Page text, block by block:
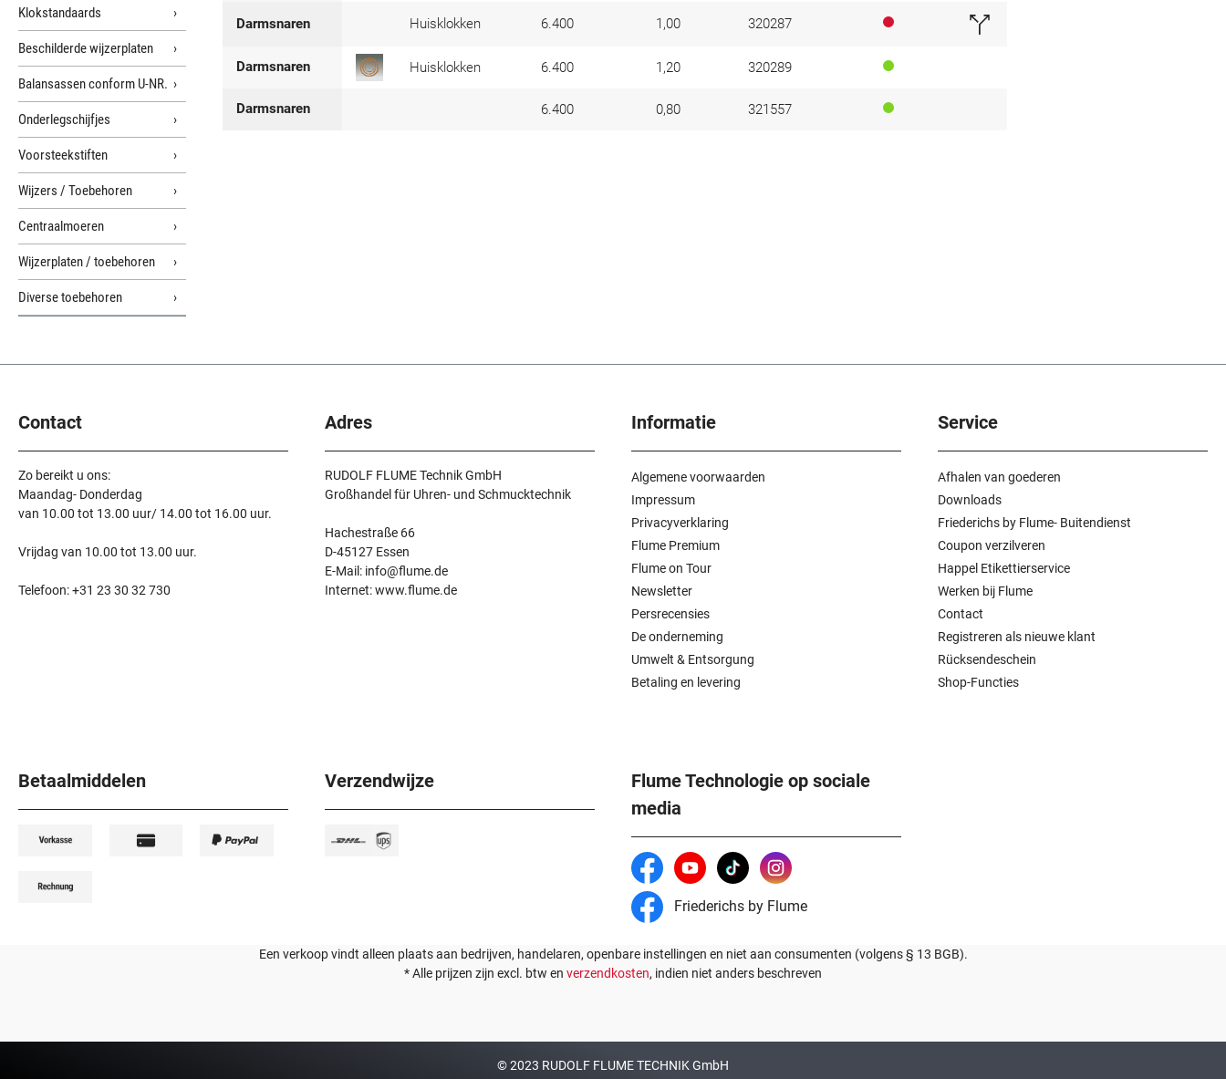
Klokstandaards
Beschilderde wijzerplaten
Balansassen conform U-NR.
Onderlegschijfjes
Voorsteekstiften
Wijzers / Toebehoren
Centraalmoeren
Wijzerplaten / toebehoren
Diverse toebehoren
Darmsnaren Huisklokken 6.400 1,00 320287
Darmsnaren Huisklokken 6.400 1,20 320289
Darmsnaren 6.400 0,80 321557
Contact
Zo bereikt u ons:
Maandag- Donderdag
van 10.00 tot 13.00 uur/ 14.00 tot 16.00 uur.
Vrijdag van 10.00 tot 13.00 uur.
Telefoon: +31 23 30 32 730
Adres
RUDOLF FLUME Technik GmbH
Großhandel für Uhren- und Schmucktechnik
Hachestraße 66
D-45127 Essen
E-Mail: info@flume.de
Internet: www.flume.de
Informatie
Algemene voorwaarden
Impressum
Privacyverklaring
Flume Premium
Flume on Tour
Newsletter
Persrecensies
De onderneming
Umwelt & Entsorgung
Betaling en levering
Service
Afhalen van goederen
Downloads
Friederichs by Flume- Buitendienst
Coupon verzilveren
Happel Etikettierservice
Werken bij Flume
Contact
Registreren als nieuwe klant
Rücksendeschein
Shop-Functies
Betaalmiddelen Verzendwijze
Flume Technologie op sociale
media
Friederichs by Flume
Een verkoop vindt alleen plaats aan bedrijven, handelaren, openbare instellingen en niet aan consumenten (volgens § 13 BGB).
* Alle prijzen zijn excl. btw en verzendkosten, indien niet anders beschreven
© 2023 RUDOLF FLUME TECHNIK GmbH